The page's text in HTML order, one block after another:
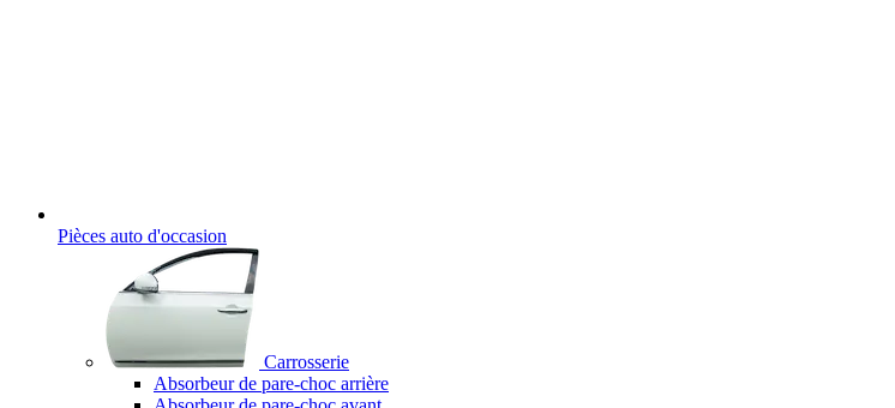
Pièces auto d'occasion
Carrosserie
Absorbeur de pare-choc arrière